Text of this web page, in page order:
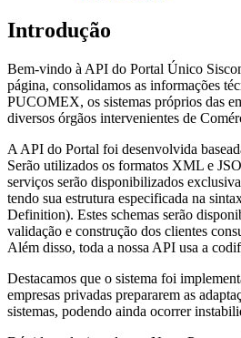
Introdução
Bem-vindo à API do Portal Único
página, consolidamos as informações
PUCOMEX, os sistemas próprios das
diversos órgãos intervenientes de
A API do Portal foi desenvolvida
Serão utilizados os formatos XML e
serviços serão disponibilizados
tendo sua estrutura especificada na
Definition). Estes schemas serão
validação e construção dos clientes
Além disso, toda a nossa API usa a
Destacamos que o sistema foi
empresas privadas prepararem as
sistemas, podendo ainda ocorrer